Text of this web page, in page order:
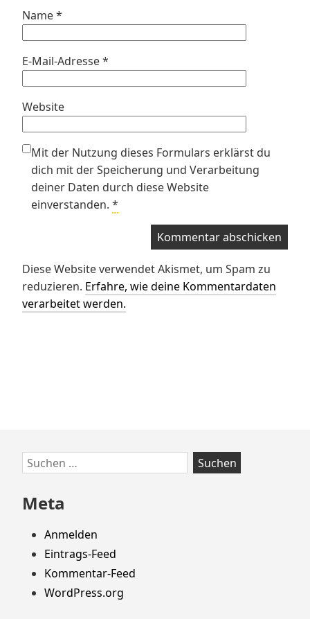
Name*
E-Mail-Adresse*
Website
Mit der Nutzung dieses Formulars erklärst du
dich mit der Speicherung und Verarbeitung
deiner Daten durch diese Website
einverstanden. *
Diese Website verwendet Akismet, um Spam zu
reduzieren. Erfahre, wie deine Kommentardaten
verarbeitet werden.
Zum
Footer
springen
Suchen
nach:
Meta
Anmelden
Eintrags-Feed
Kommentar-Feed
WordPress.org